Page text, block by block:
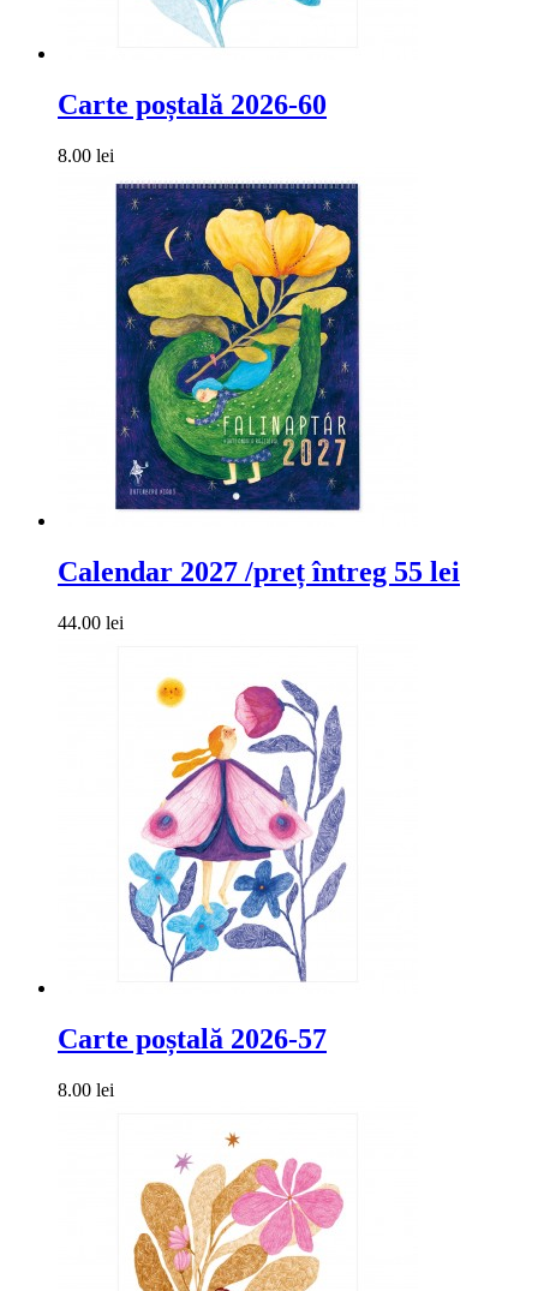
Carte poștală 2026-60
8.00 lei
Calendar 2027 /preț întreg 55 lei
44.00 lei
Carte poștală 2026-57
8.00 lei